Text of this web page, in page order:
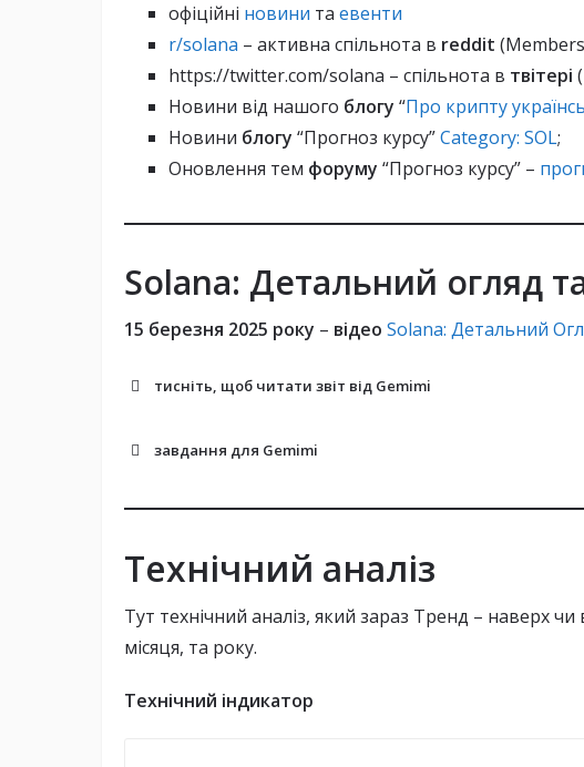
Механізм консенсусу:
офіційні новини та евенти
r/solana – активна спільнота в reddit
https://twitter.com/solana – спільнота в твітері
Новини від нашого блогу “Про крипту
Новини блогу “Прогноз курсу”Category: SOL;
Оновлення тем форуму “Прогноз курсу” –
Solana: Детальний огляд
15 березня 2025 року – відео Solana: Детальний
тисніть, щоб читати звіт від Gemimi
завдання для Gemimi
Solana
SOL
Технічний аналіз
Тут технічний аналіз, який зараз Тренд – наверх
місяця, та року.
Технічний індикатор